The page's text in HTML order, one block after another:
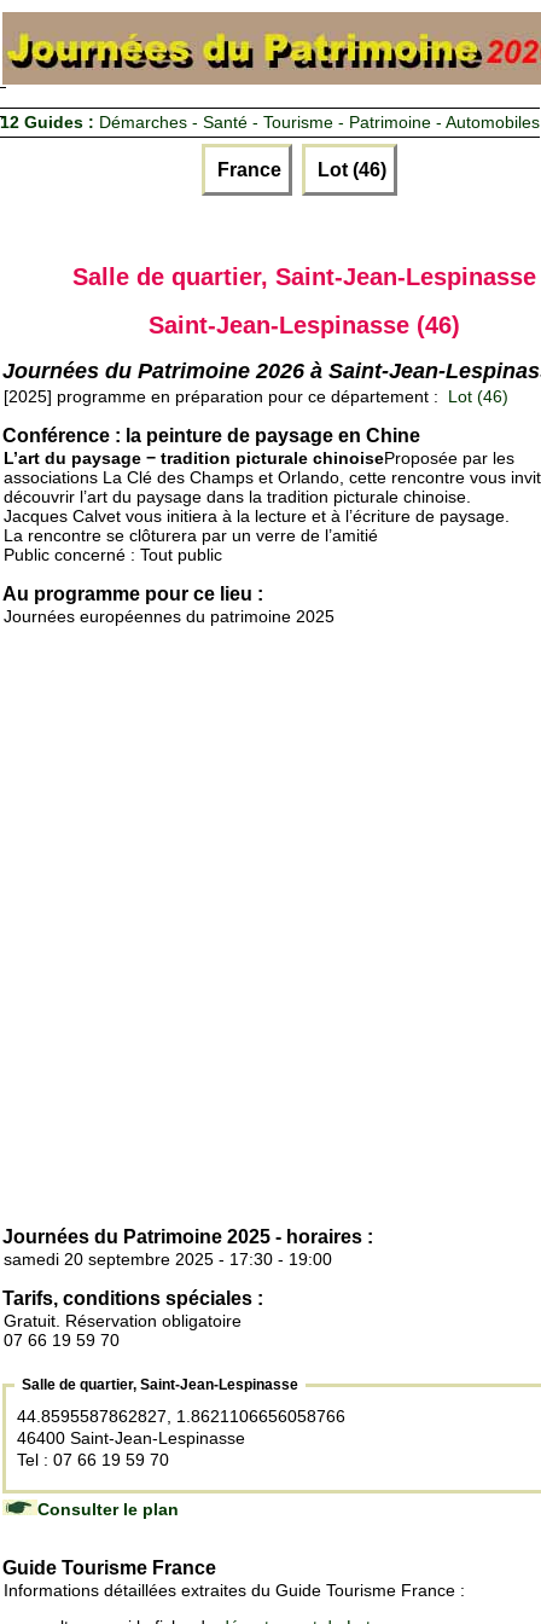
12 Guides : Démarches - Santé - Tourisme - Patrimoine - Automobiles
France Lot (46)
Salle de quartier, Saint-Jean-Lespinasse
Saint-Jean-Lespinasse (46)
Journées du Patrimoine 2026 à Saint-Jean-
[2025] programme en préparation pour ce département : Lot (46)
Conférence : la peinture de paysage en Chine
L’art du paysage − tradition picturale chinoiseProposée par les
associations La Clé des Champs et Orlando, cette rencontre vous
découvrir l’art du paysage dans la tradition picturale chinoise.
Jacques Calvet vous initiera à la lecture et à l’écriture de paysage.
La rencontre se clôturera par un verre de l’amitié
Public concerné : Tout public
Au programme pour ce lieu :
Journées européennes du patrimoine 2025
Journées du Patrimoine 2025 - horaires :
samedi 20 septembre 2025 - 17:30 - 19:00
Tarifs, conditions spéciales :
Gratuit. Réservation obligatoire
07 66 19 59 70
Salle de quartier, Saint-Jean-Lespinasse
44.8595587862827, 1.8621106656058766
46400 Saint-Jean-Lespinasse
Tel : 07 66 19 59 70
Consulter le plan
Guide Tourisme France
Informations détaillées extraites du Guide Tourisme France :